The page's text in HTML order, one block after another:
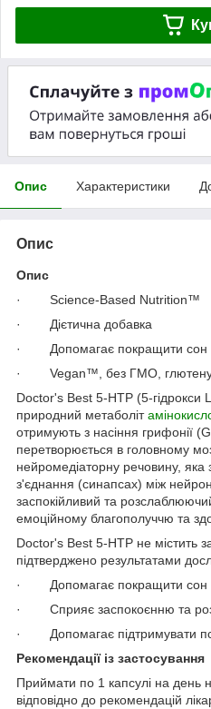
Опис Характеристики
Опис
Опис
· Science-Based Nutrition™
· Дієтична добавка
· Допомагає покращити сон
· Vegan™, без ГМО, глютену
Doctor's Best 5-HTP (5-гідрокси
природний метаболіт
отримують з насіння грифонії
перетворюється в головному
нейромедіаторну речовину, яка
з'єднання (синапсах) між
заспокійливий та
емоційному благополуччю та
Doctor's Best 5-HTP не містить
підтверджено результатами
· Допомагає покращити сон
· Сприяє заспокоєнню та
· Допомагає підтримувати
Рекомендації із застосування
Приймати по 1 капсулі на день
відповідно до рекомендацій